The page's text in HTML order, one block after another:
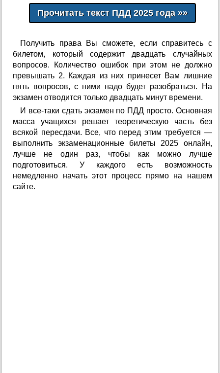
Получить права Вы сможете, если справитесь с
билетом, который содержит двадцать случайных
вопросов. Количество ошибок при этом не должно
превышать 2. Каждая из них принесет Вам лишние
пять вопросов, с ними надо будет разобраться. На
экзамен отводится только двадцать минут времени.
И все-таки сдать экзамен по ПДД просто. Основная
масса учащихся решает теоретическую часть без
всякой пересдачи. Все, что перед этим требуется —
выполнить экзаменационные билеты 2025 онлайн,
лучше не один раз, чтобы как можно лучше
подготовиться. У каждого есть возможность
немедленно начать этот процесс прямо на нашем
сайте.